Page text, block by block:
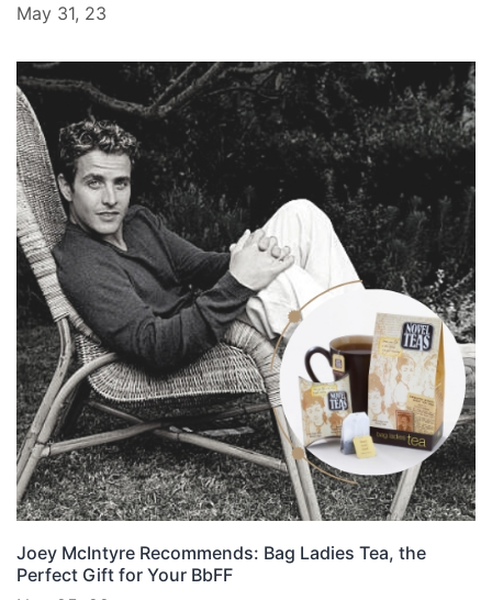
May 31, 23
Joey McIntyre Recommends: Bag Ladies Tea, the
Perfect Gift for Your BbFF